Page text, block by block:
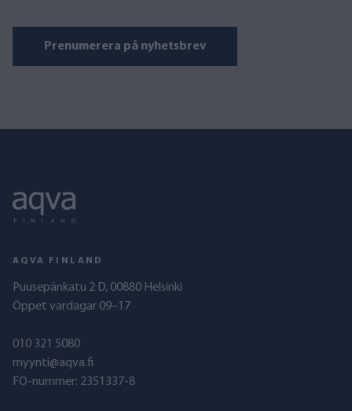
Prenumerera på nyhetsbrev
AQVA FINLAND
Puusepänkatu 2 D, 00880 Helsinki
Öppet vardagar 09–17
010 321 5080
myynti@aqva.fi
FO-nummer: 2351337-8